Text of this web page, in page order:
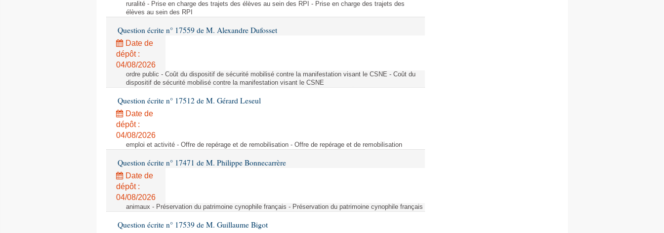
ruralité - Prise en charge des trajets des élèves au sein des RPI - Prise en charge des trajets des
élèves au sein des RPI
Question écrite n° 17559 de M. Alexandre Dufosset
Date de
dépôt :
04/08/2026
ordre public - Coût du dispositif de sécurité mobilisé contre la manifestation visant le CSNE - Coût du
dispositif de sécurité mobilisé contre la manifestation visant le CSNE
Question écrite n° 17512 de M. Gérard Leseul
Date de
dépôt :
04/08/2026
emploi et activité - Offre de repérage et de remobilisation - Offre de repérage et de remobilisation
Question écrite n° 17471 de M. Philippe Bonnecarrère
Date de
dépôt :
04/08/2026
animaux - Préservation du patrimoine cynophile français - Préservation du patrimoine cynophile français
Question écrite n° 17539 de M. Guillaume Bigot